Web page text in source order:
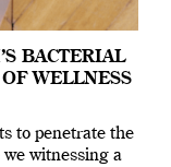
BACTERIAL
WELLNESS
to penetrate the
witnessing a